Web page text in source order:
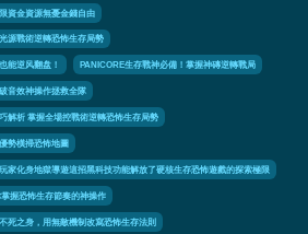
資金資源無憂金錢自由
源戰術逆轉恐怖生存局勢
能逆风翻盘！ PANICORE生存戰神必備！掌握神磚逆轉戰局
音效神操作拯救全隊
解析 掌握全場控戰術逆轉恐怖生存局勢
勢橫掃恐怖地圖
家化身地獄導遊這招黑科技功能解放了硬核生存恐怖遊戲的探索極限
握恐怖生存節奏的神操作
死之身，用無敵機制改寫恐怖生存法則